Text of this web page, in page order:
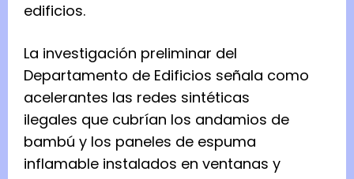
edificios.
La investigación preliminar del
Departamento de Edificios señala como
acelerantes las redes sintéticas
ilegales que cubrían los andamios de
bambú y los paneles de espuma
inflamable instalados en ventanas y